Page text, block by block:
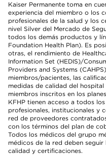
Kaiser Permanente toma en
experiencia del miembro o los
profesionales de la salud y los
nivel Silver del Mercado de
todos los demás productos y
Foundation Health Plan). Es
otras, el rendimiento de
Information Set (HEDIS)/
Providers and Systems
miembros/pacientes, las
medidas de calidad del
miembros inscritos en los
KFHP tienen acceso a todos
profesionales, institucionales y
red de proveedores
con los términos del plan de
Todos los médicos del grupo
médicos de la red deben
calidad y certificaciones.